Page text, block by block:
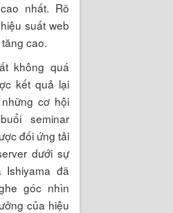
nhất. Rõ
suất web
cao.
không quá
kết quả lại
cơ hội
seminar
đối ứng tải
dưới sự
đã
góc nhìn
của hiệu